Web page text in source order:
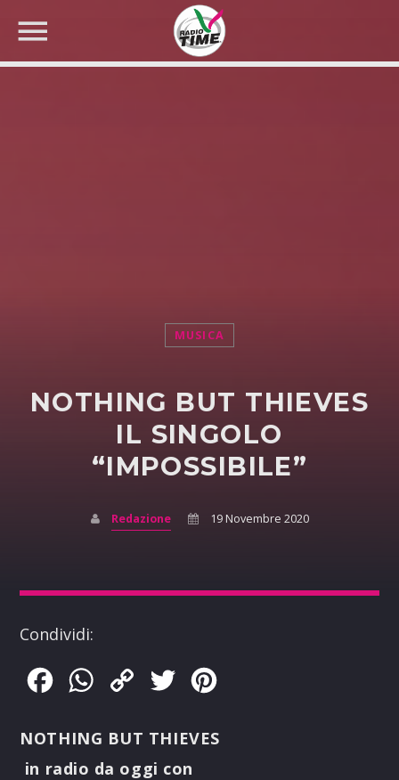
MUSICA
NOTHING BUT THIEVES
IL SINGOLO
“IMPOSSIBILE”
Redazione 19 Novembre 2020
Condividi:
FacebookWhatsApp
Copy
Twitter
NOTHING BUT THIEVES
in radio da oggi con